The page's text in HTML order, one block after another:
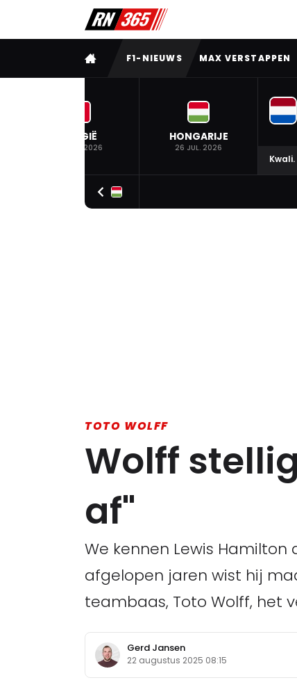
VOLLEDIG MENU
F1-NIEUWS MAX VERSTAPPEN
BELGIË
19 JUL. 2026
HONGARIJE
26 JUL. 2026
Kwali.
TOTO WOLFF
Wolff
af"
We kennen Lewis
afgelopen jaren wist hij
teambaas, Toto Wolff, het
Gerd Jansen
22 augustus 2025 08:15